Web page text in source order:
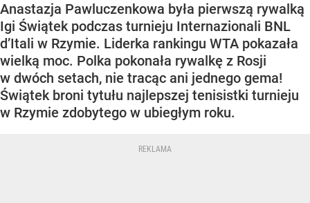
Anastazja Pawluczenkowa była pierwszą rywalką
Igi Świątek podczas turnieju Internazionali BNL
d’Itali w Rzymie. Liderka rankingu WTA pokazała
wielką moc. Polka pokonała rywalkę z Rosji
w dwóch setach, nie tracąc ani jednego gema!
Świątek broni tytułu najlepszej tenisistki turnieju
w Rzymie zdobytego w ubiegłym roku.